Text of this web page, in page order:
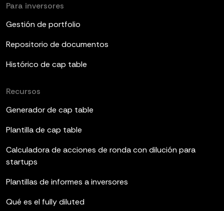
Para inversores
Gestión de portfolio
Repositorio de documentos
Histórico de cap table
Recursos
Generador de cap table
Plantilla de cap table
Calculadora de acciones de ronda con dilución para
startups
Plantillas de informes a inversores
Qué es el fully diluted